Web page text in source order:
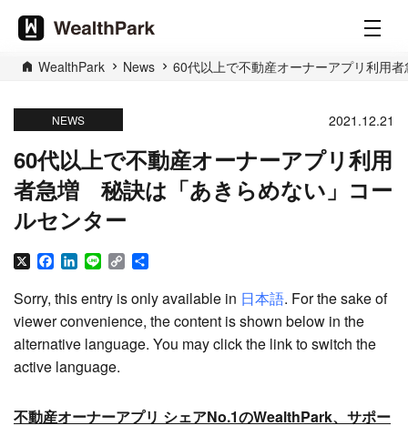
WealthPark News 60代以上で不動産オーナーアプリ利用
NEWS 2021.12.21
60代以上で不動産オーナーアプリ利用
者急増 秘訣は「あきらめない」コー
ルセンター
X Facebook
LinkedIn
Line Copy
Sorry, this entry is only available in 日本語. For the sake of
viewer convenience, the content is shown below in the
alternative language. You may click the link to switch the
active language.
不動産オーナーアプリ シェアNo.1のWealthPark、サポー